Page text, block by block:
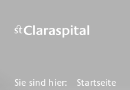
Sie sind hier: Startseite